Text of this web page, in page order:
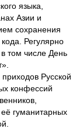
языка,
Азии и
сохранения
Регулярно
том числе День
Русской
конфессий
гуманитарных